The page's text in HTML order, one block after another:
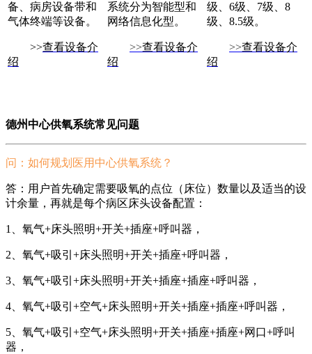
备、病房设备带和
气体终端等设备。
>>查看设备介
绍
系统分为智能型和
网络信息化型。
>>查看设备介
绍
级、6级、7级、8
级、8.5级。
>>查看设备介
绍
德州中心供氧系统常见问题
问：如何规划医用中心供氧系统？
答：用户首先确定需要吸氧的点位（床位）数量以及适当的设
计余量，再就是每个病区床头设备配置：
1、氧气+床头照明+开关+插座+呼叫器，
2、氧气+吸引+床头照明+开关+插座+呼叫器，
3、氧气+吸引+床头照明+开关+插座+插座+呼叫器，
4、氧气+吸引+空气+床头照明+开关+插座+插座+呼叫器，
5、氧气+吸引+空气+床头照明+开关+插座+插座+网口+呼叫
器，